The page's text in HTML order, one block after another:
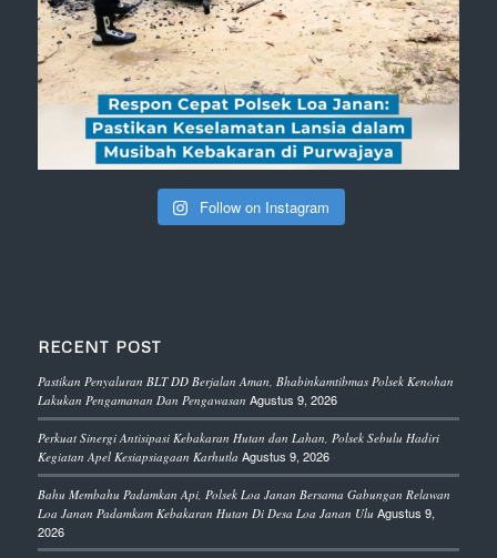
Follow on Instagram
RECENT POST
Pastikan Penyaluran BLT DD Berjalan Aman, Bhabinkamtibmas Polsek Kenohan
Lakukan Pengamanan Dan Pengawasan Agustus 9, 2026
Perkuat Sinergi Antisipasi Kebakaran Hutan dan Lahan, Polsek Sebulu Hadiri
Kegiatan Apel Kesiapsiagaan Karhutla Agustus 9, 2026
Bahu Membahu Padamkan Api, Polsek Loa Janan Bersama Gabungan Relawan
Loa Janan Padamkam Kebakaran Hutan Di Desa Loa Janan Ulu Agustus 9,
2026